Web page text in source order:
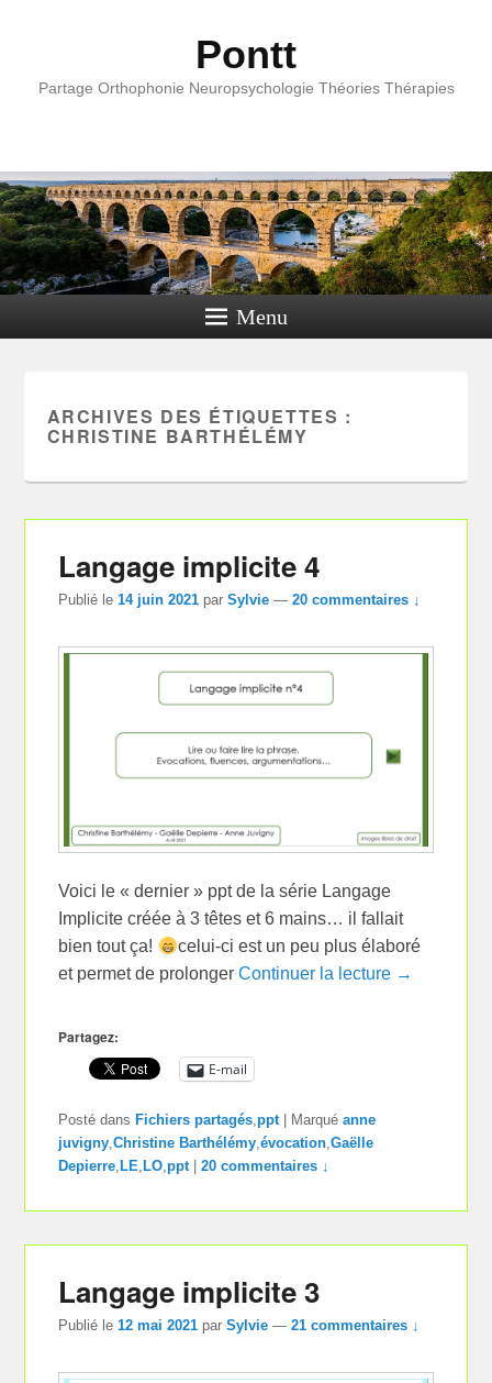
Pontt
Partage Orthophonie Neuropsychologie Théories Thérapies
Menu
ARCHIVES DES ÉTIQUETTES :
CHRISTINE BARTHÉLÉMY
Langage implicite 4
Publié le14 juin 2021 parSylvie —20 commentaires ↓
Voici le « dernier » ppt de la série Langage
Implicite créée à 3 têtes et 6 mains… il fallait
bien tout ça!
celui-ci est un peu plus élaboré
et permet de prolongerContinuer la lecture →
Partagez:
E-mail
Posté dans Fichiers partagés,ppt Marqué anne
juvigny,Christine Barthélémy,évocation,Gaëlle
Depierre, LE, LO,ppt |20 commentaires ↓
Langage implicite 3
Publié le12 mai 2021 parSylvie —21 commentaires ↓